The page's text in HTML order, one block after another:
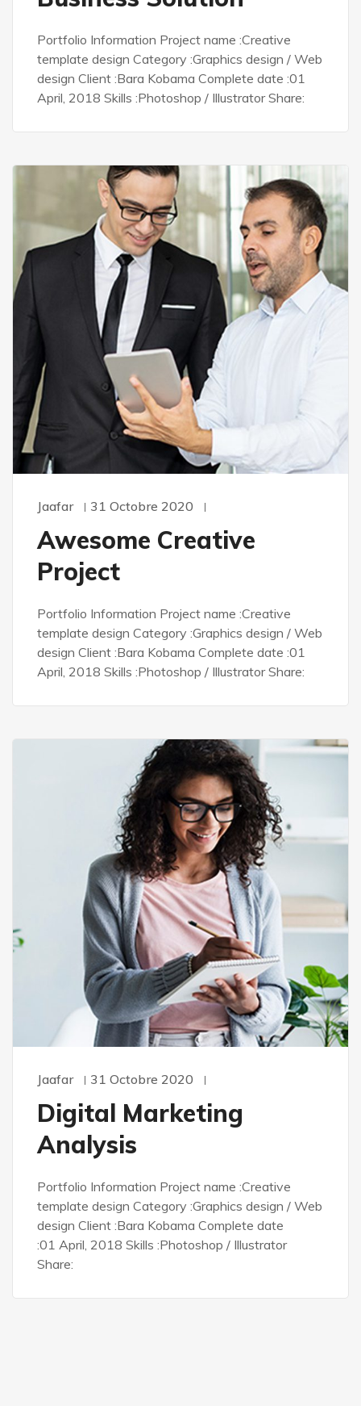
Portfolio Information Project name :Creative
template design Category :Graphics design / Web
design Client :Bara Kobama Complete date :01
April, 2018 Skills :Photoshop / Illustrator Share:
Jaafar 31 Octobre 2020
Awesome Creative
Project
Portfolio Information Project name :Creative
template design Category :Graphics design / Web
design Client :Bara Kobama Complete date :01
April, 2018 Skills :Photoshop / Illustrator Share:
Jaafar 31 Octobre 2020
Digital Marketing
Analysis
Portfolio Information Project name :Creative
template design Category :Graphics design / Web
design Client :Bara Kobama Complete date
:01 April, 2018 Skills :Photoshop / Illustrator
Share: